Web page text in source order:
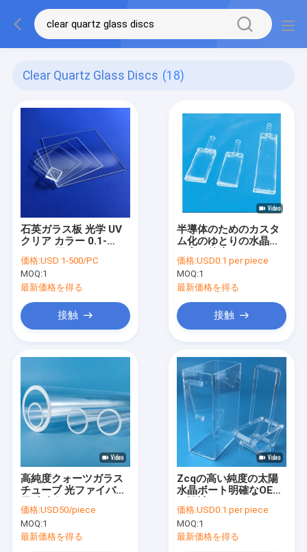
Clear Quartz Glass Discs (18)
石英ガラス板 光学 UV
クリア カラー 0.1-
価格:USD 1-500/PC
MOQ:1
最新価格を得る
接触
半導体のためのカスタ
ム化のゆとりの水晶管
価格:USD0.1 per piece
MOQ:1
最新価格を得る
接触
高純度クォーツガラス
チューブ 光ファイバー
価格:USD50/piece
MOQ:1
最新価格を得る
Zcqの高い純度の太陽
水晶ボート明確なOEM
価格:USD0.1 per piece
MOQ:1
最新価格を得る